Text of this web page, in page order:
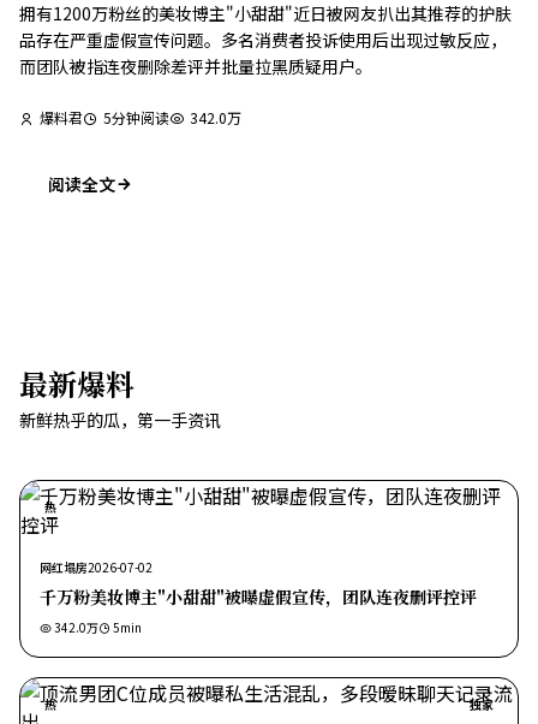
拥有1200万粉丝的美妆博主"小甜甜"近日被网友扒出其推荐的护肤
品存在严重虚假宣传问题。多名消费者投诉使用后出现过敏反应，
而团队被指连夜删除差评并批量拉黑质疑用户。
爆料君 5分钟阅读 342.0万
阅读全文
最新爆料
新鲜热乎的瓜，第一手资讯
热
网红塌房2026-07-02
千万粉美妆博主"小甜甜"被曝虚假宣传，团队连夜删评控评
342.0万 5min
热 独家